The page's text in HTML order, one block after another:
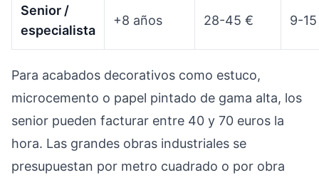
Senior /
especialista
+8 años 28-45 € 9-
Para acabados decorativos como estuco,
microcemento o papel pintado de gama alta, los
senior pueden facturar entre 40 y 70 euros la
hora. Las grandes obras industriales se
presupuestan por metro cuadrado o por obra